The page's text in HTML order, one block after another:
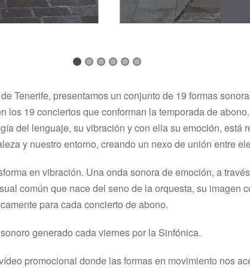
Tenerife, presentamos un conjunto de 19 formas
los 19 conciertos que conforman la temporada de
del lenguaje, su vibración y con ella su emoción, está
y nuestro entorno, creando un nexo de unión entre
en vibración. Una onda sonora de emoción, a
común que nace del seno de la orquesta, su imagen
para cada concierto de abono.
generado cada viernes por la Sinfónica.
promocional donde las formas en movimiento nos